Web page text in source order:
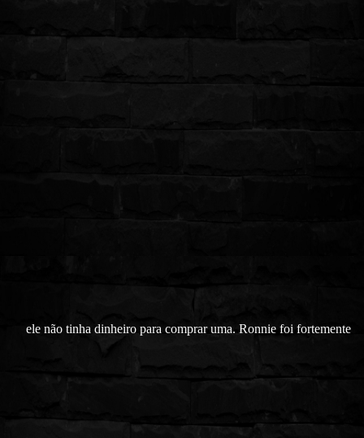
ele não tinha dinheiro para comprar uma. Ronnie foi fortemente